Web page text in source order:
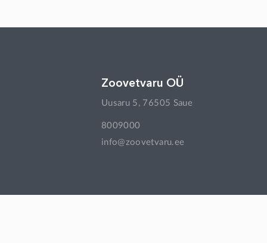
Zoovetvaru OÜ
Uusaru 5, 76505 Saue
8009000
info@zoovetvaru.ee